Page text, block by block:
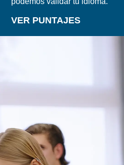
VER PUNTAJES